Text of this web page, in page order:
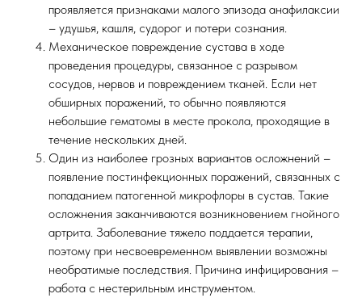
проявляется признаками малого эпизода анафилаксии
– удушья, кашля, судорог и потери сознания.
Механическое повреждение сустава в ходе
проведения процедуры, связанное с разрывом
сосудов, нервов и повреждением тканей. Если нет
обширных поражений, то обычно появляются
небольшие гематомы в месте прокола, проходящие в
течение нескольких дней.
Один из наиболее грозных вариантов осложнений –
появление постинфекционных поражений, связанных с
попаданием патогенной микрофлоры в сустав. Такие
осложнения заканчиваются возникновением гнойного
артрита. Заболевание тяжело поддается терапии,
поэтому при несвоевременном выявлении возможны
необратимые последствия. Причина инфицирования –
работа с нестерильным инструментом.